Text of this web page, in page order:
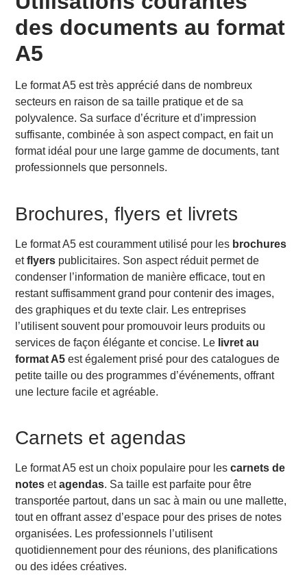
des documents au format
A5
Le format A5 est très apprécié dans de nombreux
secteurs en raison de sa taille pratique et de sa
polyvalence. Sa surface d’écriture et d’impression
suffisante, combinée à son aspect compact, en fait un
format idéal pour une large gamme de documents, tant
professionnels que personnels.
Brochures, flyers et livrets
Le format A5 est couramment utilisé pour les brochures
etflyers publicitaires. Son aspect réduit permet de
condenser l’information de manière efficace, tout en
restant suffisamment grand pour contenir des images,
des graphiques et du texte clair. Les entreprises
l’utilisent souvent pour promouvoir leurs produits ou
services de façon élégante et concise. Le livret au
format A5 est également prisé pour des catalogues de
petite taille ou des programmes d’événements, offrant
une lecture facile et agréable.
Carnets et agendas
Le format A5 est un choix populaire pour lescarnets de
notes etagendas. Sa taille est parfaite pour être
transportée partout, dans un sac à main ou une mallette,
tout en offrant assez d’espace pour des prises de notes
organisées. Les professionnels l’utilisent
quotidiennement pour des réunions, des planifications
ou des idées créatives.